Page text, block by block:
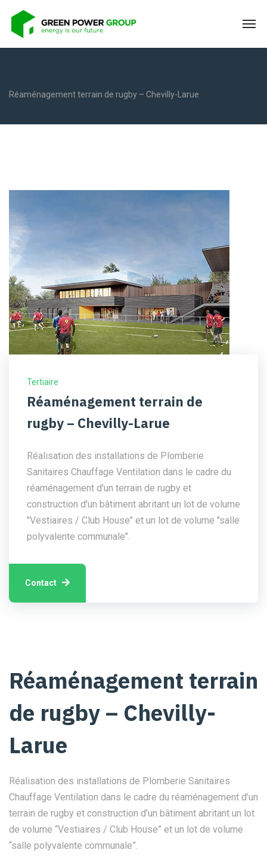
Réaménagement terrain de rugby – Chevilly-Larue
Tertiaire
Réaménagement terrain de
rugby – Chevilly-Larue
Réalisation des installations de Plomberie
Sanitaires Chauffage Ventilation dans le cadre du
réaménagement d'un terrain de rugby et
construction d'un bâtiment abritant un lot de volume
"Vestiaires / Club House" et un lot de volume "salle
polyvalente communale".
Contact
Réaménagement terrain
de rugby – Chevilly-
Larue
Réalisation des installations de Plomberie Sanitaires
Chauffage Ventilation dans le cadre du réaménagement d’un
terrain de rugby et construction d’un bâtiment abritant un lot
de volume “Vestiaires / Club House” et un lot de volume
“salle polyvalente communale”.